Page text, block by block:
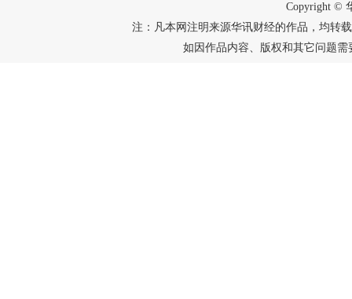
Copyright ©
注：凡本网注明来源华讯财经的作品，均转
如因作品内容、版权和其它问题